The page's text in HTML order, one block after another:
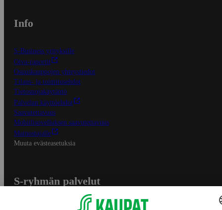
Info
S-Business yrityksille
Oiva-raportit
Osuuskauppojen yhteystiedot
Tilaus- ja toimitusehdot
Tietosuojakäytäntö
Palvelun käyttöehdot
Saavutettavuus
Mobiilisovelluksen saavutettavuus
Mainostajalle
Muuta evästeasetuksia
S-ryhmän palvelut